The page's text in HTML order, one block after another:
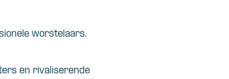
worstelaars.
en rivaliserende